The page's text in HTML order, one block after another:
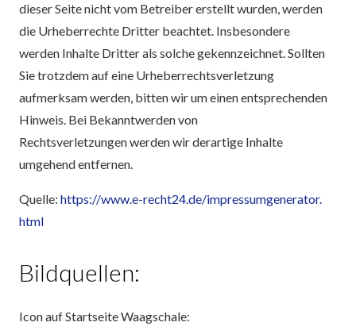
dieser Seite nicht vom Betreiber erstellt wurden, werden
die Urheberrechte Dritter beachtet. Insbesondere
werden Inhalte Dritter als solche gekennzeichnet. Sollten
Sie trotzdem auf eine Urheberrechtsverletzung
aufmerksam werden, bitten wir um einen entsprechenden
Hinweis. Bei Bekanntwerden von
Rechtsverletzungen werden wir derartige Inhalte
umgehend entfernen.
Quelle: https://www.e-recht24.de/impressumgenerator.
html
Bildquellen:
Icon auf Startseite Waagschale: